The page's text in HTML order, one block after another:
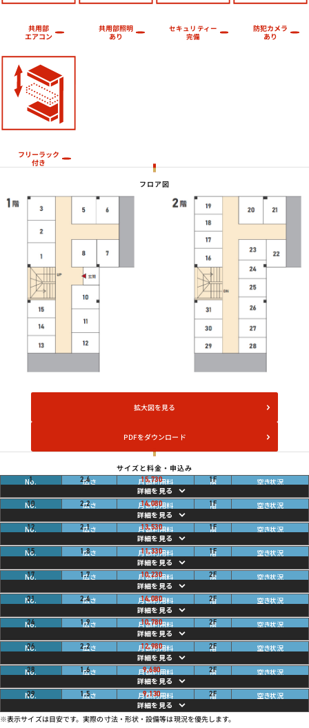
共用部
エアコン
共用部照明
あり
セキュリティー
完備
防犯カメラ
あり
フリーラック
付き
フロア図
拡大図を見る
PDFをダウンロード
サイズと料金・申込み
1 2.4畳 15,730円 1F ご利用中
10 2.2畳 14,080円 1F ご利用中
12 2.1畳 13,530円 1F ご利用中
15 1.8畳 11,330円 1F ご利用中
17 1.7畳 10,230円 2F ご利用中
21 2.4畳 14,080円 2F ご利用中
24 1.9畳 10,780円 2F ご利用中
26 2.2畳 12,980円 2F ご利用中
28 1.6畳 9,680円 2F ご利用中
29 1.5畳 9,130円 2F ご利用中
※表示サイズは目安です。実際の寸法・形状・設備等は現況を優先します。